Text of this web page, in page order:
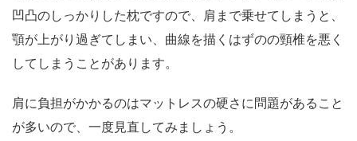
凹凸のしっかりした枕ですので、肩まで乗せてしまうと、
顎が上がり過ぎてしまい、曲線を描くはずのの頸椎を悪く
してしまうことがあります。
肩に負担がかかるのはマットレスの硬さに問題があること
が多いので、一度見直してみましょう。